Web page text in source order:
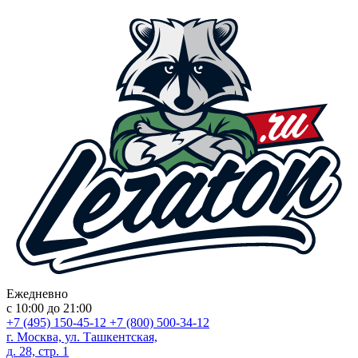
Ежедневно
с 10:00 до 21:00
+7 (495) 150-45-12 +7 (800) 500-34-12
г. Москва, ул. Ташкентская,
д. 28, стр. 1